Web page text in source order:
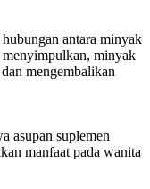
antara minyak
menyimpulkan, minyak
mengembalikan
asupan suplemen
manfaat pada wanita